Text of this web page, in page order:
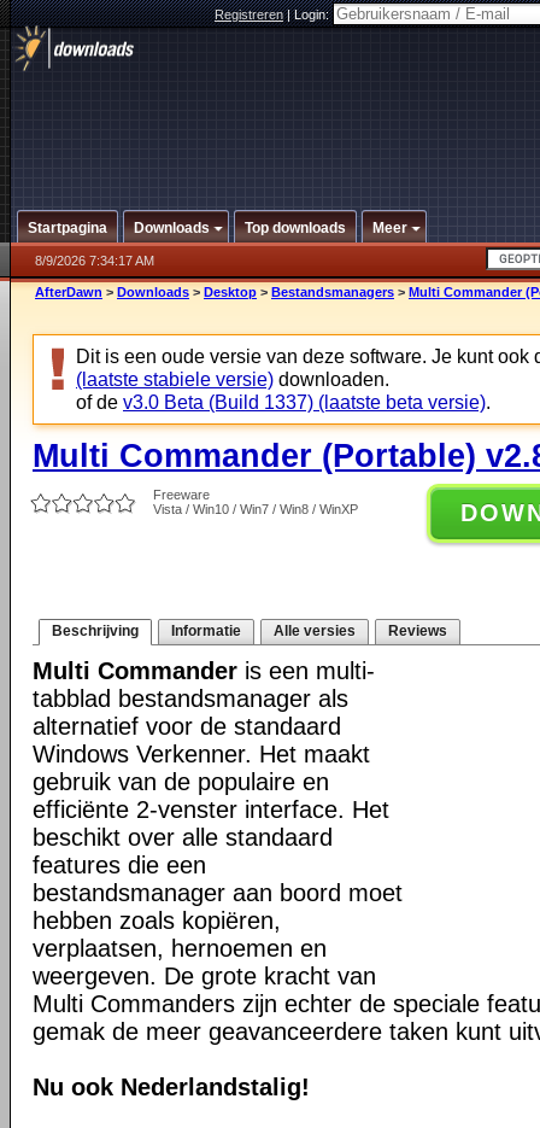
Registreren|Login:
Startpagina Downloads Top downloads Meer
8/9/2026 7:34:17 AM
AfterDawn > Downloads > Desktop > Bestandsmanagers > Multi Commander
Dit is een oude versie van deze software. Je kunt ook
(laatste stabiele versie) downloaden.
of de v3.0 Beta (Build 1337) (laatste beta versie).
Multi Commander (Portable)
Freeware
Vista / Win10 / Win7 / Win8 / WinXP
Beschrijving Informatie Alle versies Reviews
Multi Commander is een multi-
tabblad bestandsmanager als
alternatief voor de standaard
Windows Verkenner. Het maakt
gebruik van de populaire en
efficiënte 2-venster interface. Het
beschikt over alle standaard
features die een
bestandsmanager aan boord moet
hebben zoals kopiëren,
verplaatsen, hernoemen en
weergeven. De grote kracht van
Multi Commanders zijn echter de speciale
gemak de meer geavanceerdere taken kunt
Nu ook Nederlandstalig!